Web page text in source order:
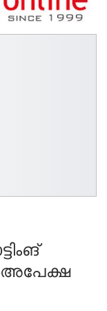
അപേക്ഷ